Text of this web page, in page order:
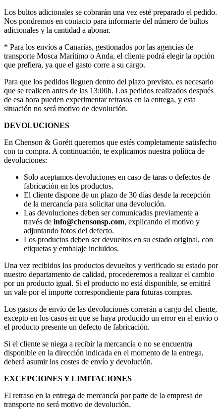
Los bultos adicionales se cobrarán una vez esté preparado el pedido.
Nos pondremos en contacto para informarte del número de bultos
adicionales y la cantidad a abonar.
* Para los envíos a Canarias, gestionados por las agencias de
transporte Mosca Marítimo o Anda, el cliente podrá elegir la opción
que prefiera, ya que el gasto corre a su cargo.
Para que los pedidos lleguen dentro del plazo previsto, es necesario
que se realicen antes de las 13:00h. Los pedidos realizados después
de esa hora pueden experimentar retrasos en la entrega, y esta
situación no será motivo de devolución.
DEVOLUCIONES
En Chenson & Gorétt queremos que estés completamente satisfecho
con tu compra. A continuación, te explicamos nuestra política de
devoluciones:
Solo aceptamos devoluciones en caso de taras o defectos de
fabricación en los productos.
El cliente dispone de un plazo de 30 días desde la recepción
de la mercancía para solicitar una devolución.
Las devoluciones deben ser comunicadas previamente a
través de info@chensonsp.com, explicando el motivo y
adjuntando fotos del defecto.
Los productos deben ser devueltos en su estado original, con
etiquetas y embalaje incluidos.
Una vez recibidos los productos devueltos y verificado su estado por
nuestro departamento de calidad, procederemos a realizar el cambio
por un producto igual. Si el producto no está disponible, se emitirá
un vale por el importe correspondiente para futuras compras.
Los gastos de envío de las devoluciones correrán a cargo del cliente,
excepto en los casos en que se haya producido un error en el envío o
el producto presente un defecto de fabricación.
Si el cliente se niega a recibir la mercancía o no se encuentra
disponible en la dirección indicada en el momento de la entrega,
deberá asumir los costes de envío y devolución.
EXCEPCIONES Y LIMITACIONES
El retraso en la entrega de mercancía por parte de la empresa de
transporte no será motivo de devolución.